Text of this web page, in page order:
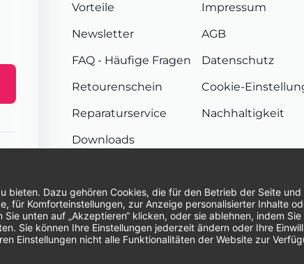
Vorteile
Newsletter
FAQ - Häufige Fragen
Retourenschein
Reparaturservice
Downloads
Impressum
AGB
Datenschutz
Cookie-
Nachhaltigkeit